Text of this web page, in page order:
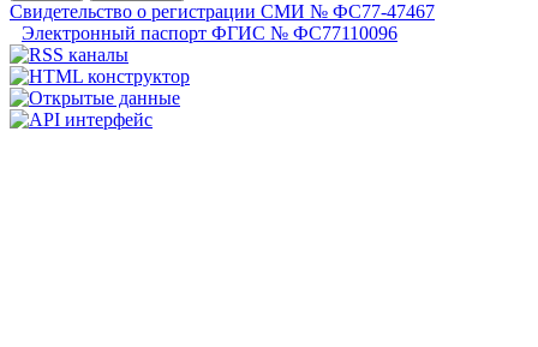
Свидетельство о регистрации СМИ № ФС77-47467
Электронный паспорт ФГИС № ФС77110096